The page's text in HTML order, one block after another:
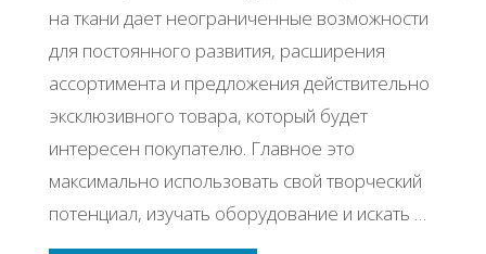
на ткани дает неограниченные возможности
для постоянного развития, расширения
ассортимента и предложения действительно
эксклюзивного товара, который будет
интересен покупателю. Главное это
максимально использовать свой творческий
потенциал, изучать оборудование и искать …